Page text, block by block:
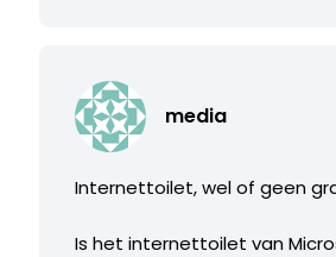
media
Internettoilet, wel of geen
Is het internettoilet van